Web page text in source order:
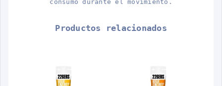
consumo durante el movimiento.
Productos relacionados